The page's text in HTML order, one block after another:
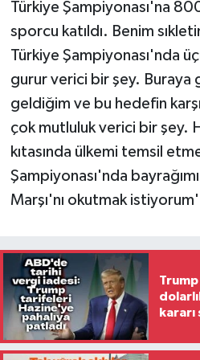
Türkiye Şampiyonası'na
sporcu katıldı. Benim
Türkiye Şampiyonası'nda
gurur verici bir şey. Buraya
geldiğim ve bu hedefin
çok mutluluk verici bir şey.
kıtasında ülkemi temsil
Şampiyonası'nda
Marşı'nı okutmak